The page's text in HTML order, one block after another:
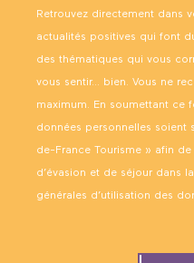
Retrouvez directement dans
actualités positives qui font
des thématiques qui vous
vous sentir… bien. Vous ne
maximum. En soumettant ce
données personnelles soient
de-France Tourisme » afin
d’évasion et de séjour dans
générales d’utilisation des